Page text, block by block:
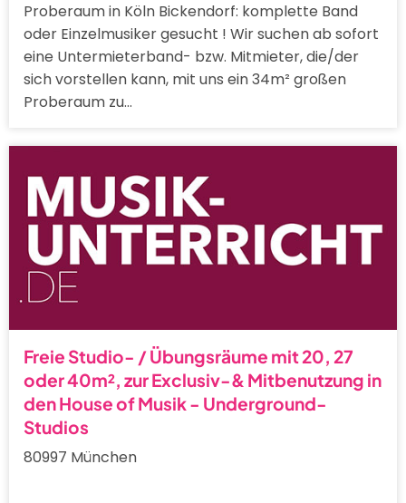
Proberaum in Köln Bickendorf: komplette Band
oder Einzelmusiker gesucht ! Wir suchen ab sofort
eine Untermieterband- bzw. Mitmieter, die/der
sich vorstellen kann, mit uns ein 34m² großen
Proberaum zu…
Freie Studio- / Übungsräume mit 20, 27
oder 40m², zur Exclusiv-& Mitbenutzung in
den House of Musik - Underground-
Studios
80997 München